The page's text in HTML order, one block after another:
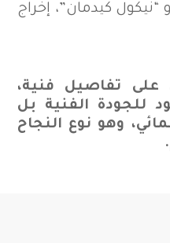
“نيكول كيدمان”، إخراج
تفاصيل فنية،
للجودة الفنية بل
وهو نوع النجاح